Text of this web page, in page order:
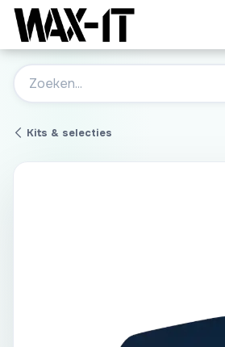
Overslaan naar inhoud
Kits & selecties